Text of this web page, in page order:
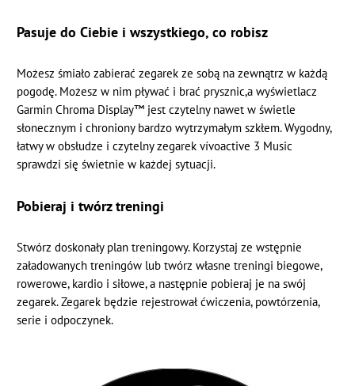
Pasuje do Ciebie i wszystkiego, co robisz
Możesz śmiało zabierać zegarek ze sobą na zewnątrz w każdą
pogodę. Możesz w nim pływać i brać prysznic,a wyświetlacz
Garmin Chroma Display™ jest czytelny nawet w świetle
słonecznym i chroniony bardzo wytrzymałym szkłem. Wygodny,
łatwy w obsłudze i czytelny zegarek vívoactive 3 Music
sprawdzi się świetnie w każdej sytuacji.
Pobieraj i twórz treningi
Stwórz doskonały plan treningowy. Korzystaj ze wstępnie
załadowanych treningów lub twórz własne treningi biegowe,
rowerowe, kardio i siłowe, a następnie pobieraj je na swój
zegarek. Zegarek będzie rejestrował ćwiczenia, powtórzenia,
serie i odpoczynek.